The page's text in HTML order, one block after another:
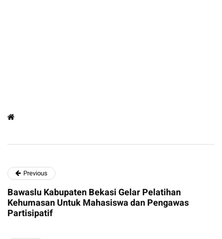
Previous
Bawaslu Kabupaten Bekasi Gelar Pelatihan
Kehumasan Untuk Mahasiswa dan Pengawas
Partisipatif